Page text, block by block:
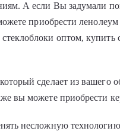
А если Вы задумали
приобрести
оптом, купить
сделает из вашего
вы можете приобрести
несложную